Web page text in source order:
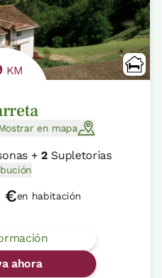
KM
en mapa
+ 2 Supletorias
€en habitación
ahora